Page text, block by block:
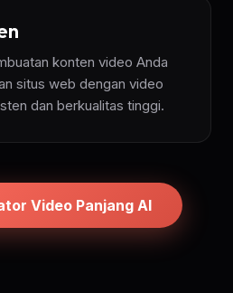
konten video Anda
situs web dengan video
dan berkualitas tinggi.
Video Panjang AI